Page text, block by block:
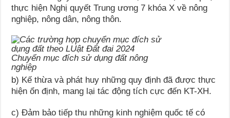
thực hiện Nghị quyết Trung ương 7 khóa X về nông
nghiệp, nông dân, nông thôn.
Chuyển mục đích sử dụng đất nông
nghiệp
b) Kế thừa và phát huy những quy định đã được thực
hiện ổn định, mang lại tác động tích cực đến KT-XH.
c) Đảm bảo tiếp thu những kinh nghiệm quốc tế có